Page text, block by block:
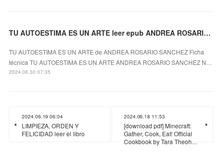
TU AUTOESTIMA ES UN ARTE leer epub ANDREA ROSARIO SANCHEZ
TU AUTOESTIMA ES UN ARTE de ANDREA ROSARIO SANCHEZ Ficha
técnica TU AUTOESTIMA ES UN ARTE ANDREA ROSARIO SANCHEZ N…
2024.06.30 07:35
2024.06.19 06:04
LIMPIEZA, ORDEN Y
FELICIDAD leer el libro
2024.06.18 11:53
[download pdf] Minecraft:
Gather, Cook, Eat! Official
Cookbook by Tara Theoh…